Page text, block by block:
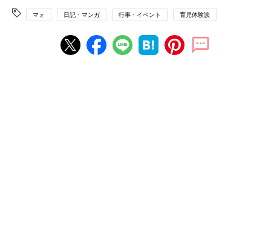
マォ 日記・マンガ 行事・イベント 育児体験談